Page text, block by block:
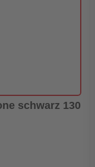
schwarz 130